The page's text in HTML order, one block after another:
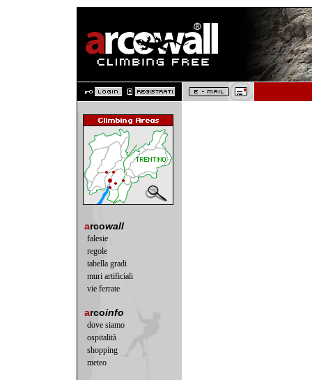
arcowall
falesie
regole
tabella gradi
muri artificiali
vie ferrate
arcoinfo
dove siamo
ospitalità
shopping
meteo